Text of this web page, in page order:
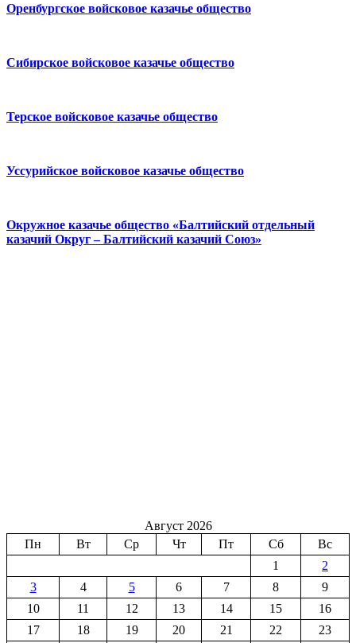
Оренбургское войсковое казачье общество
Сибирское войсковое казачье общество
Терское войсковое казачье общество
Уссурийское войсковое казачье общество
Окружное казачье общество «Балтийский отдельный
казачий Округ – Балтийский казачий Союз»
Август 2026
Пн
Вт Ср Чт Пт Сб
Вс
1
2
3
4 5 6 7 8
9
10
11 12 13 14 15
16
17
18 19 20 21 22
23